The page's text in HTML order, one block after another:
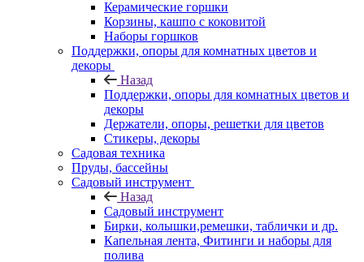
Керамические горшки
Корзины, кашпо с коковитой
Наборы горшков
Поддержки, опоры для комнатных цветов и
декоры
Назад
Поддержки, опоры для комнатных цветов и
декоры
Держатели, опоры, решетки для цветов
Стикеры, декоры
Садовая техника
Пруды, бассейны
Садовый инструмент
Назад
Садовый инструмент
Бирки, колышки,ремешки, таблички и др.
Капельная лента, Фитинги и наборы для
полива